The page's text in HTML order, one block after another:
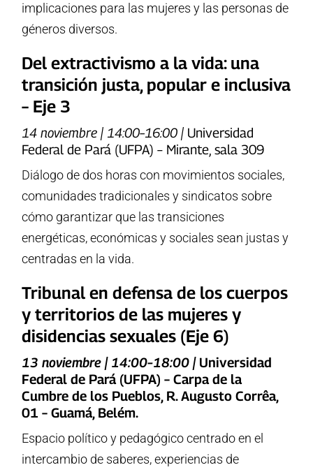
implicaciones para las mujeres y las personas de
géneros diversos.
Del extractivismo a la vida: una
transición justa, popular e inclusiva
– Eje 3
14 noviembre | 14:00–16:00 | Universidad
Federal de Pará (UFPA) – Mirante, sala 309
Diálogo de dos horas con movimientos sociales,
comunidades tradicionales y sindicatos sobre
cómo garantizar que las transiciones
energéticas, económicas y sociales sean justas y
centradas en la vida.
Tribunal en defensa de los cuerpos
y territorios de las mujeres y
disidencias sexuales (Eje 6)
13 noviembre | 14:00–18:00 | Universidad
Federal de Pará (UFPA) – Carpa de la
Cumbre de los Pueblos, R. Augusto Corrêa,
01 – Guamá, Belém.
Espacio político y pedagógico centrado en el
intercambio de saberes, experiencias de